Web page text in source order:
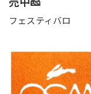
フェスティバロ